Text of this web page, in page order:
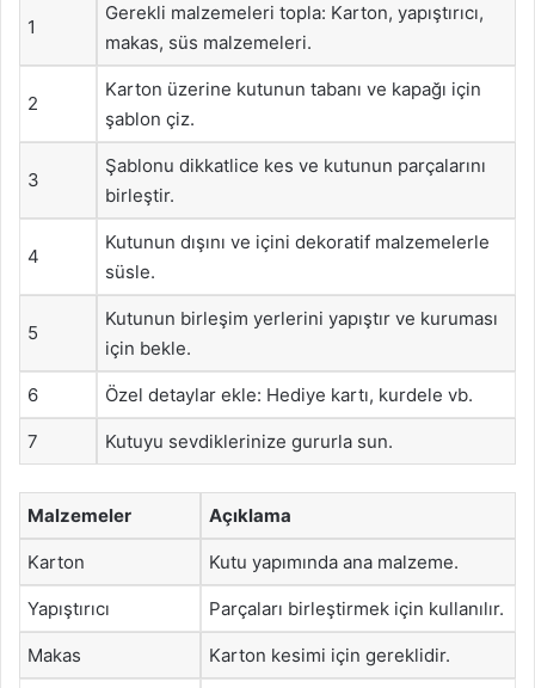
1
Gerekli malzemeleri topla: Karton, yapıştırıcı,
makas, süs malzemeleri.
2
Karton üzerine kutunun tabanı ve kapağı için
şablon çiz.
3
Şablonu dikkatlice kes ve kutunun parçalarını
birleştir.
4
Kutunun dışını ve içini dekoratif malzemelerle
süsle.
5
Kutunun birleşim yerlerini yapıştır ve kuruması
için bekle.
6 Özel detaylar ekle: Hediye kartı, kurdele vb.
7 Kutuyu sevdiklerinize gururla sun.
Malzemeler Açıklama
Karton Kutu yapımında ana malzeme.
Yapıştırıcı Parçaları birleştirmek için kullanılır.
Makas Karton kesimi için gereklidir.